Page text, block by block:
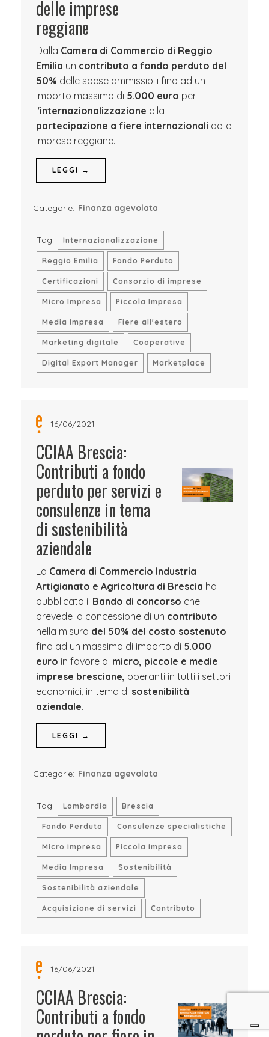
delle imprese
reggiane
Dalla Camera di Commercio di Reggio
Emilia un contributo a fondo perduto del
50% delle spese ammissibili fino ad un
importo massimo di 5.000 euro per
l'internazionalizzazione e la
partecipazione a fiere internazionali delle
imprese reggiane.
LEGGI →
Categorie: Finanza agevolata
Tag: Internazionalizzazione
Reggio Emilia Fondo Perduto
Certificazioni Consorzio di imprese
Micro Impresa Piccola Impresa
Media Impresa Fiere all'estero
Marketing digitale Cooperative
Digital Export Manager Marketplace
16/06/2021
CCIAA Brescia:
Contributi a fondo
perduto per servizi e
consulenze in tema
di sostenibilità
aziendale
La Camera di Commercio Industria
Artigianato e Agricoltura di Brescia ha
pubblicato il Bando di concorso che
prevede la concessione di un contributo
nella misura del 50% del costo sostenuto
fino ad un massimo di importo di 5.000
euro in favore di micro, piccole e medie
imprese bresciane, operanti in tutti i settori
economici, in tema di sostenibilità
aziendale.
LEGGI →
Categorie: Finanza agevolata
Tag: Lombardia Brescia
Fondo Perduto Consulenze specialistiche
Micro Impresa Piccola Impresa
Media Impresa Sostenibilità
Sostenibilità aziendale
Acquisizione di servizi Contributo
16/06/2021
CCIAA Brescia:
Contributi a fondo